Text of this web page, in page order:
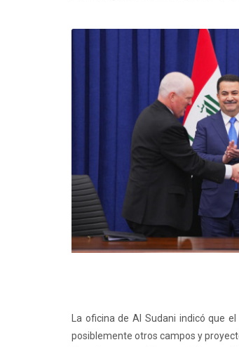
La oficina de Al Sudani indicó que
posiblemente otros campos y